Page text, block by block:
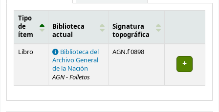
Existencias
Tipo
de
ítem
Biblioteca
actual
Signatura
topográfica
Libro
Biblioteca del
Archivo General
de la Nación
AGN - Folletos
AGN.f 0898